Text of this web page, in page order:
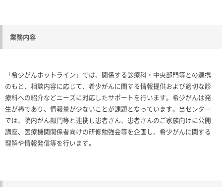
業務内容
「希少がんホットライン」では、関係する診療科・中央部門等との連携
のもと、相談内容に応じて、希少がんに関する情報提供および適切な診
療科への紹介などニーズに対応したサポートを行います。希少がんは発
生が稀であり、情報量が少ないことが課題となっています。当センター
では、院内がん部門等と連携し患者さん、患者さんのご家族向けに公開
講座、医療機関関係者向けの研修勉強会等を企画し、希少がんに関する
理解や情報発信等を行います。